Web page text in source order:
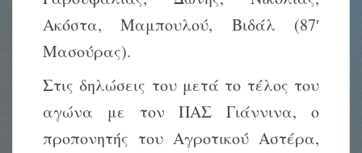
Ακόστα, Μαμπουλού, Βιδάλ (87′
Μασούρας).
Στις δηλώσεις του μετά το τέλος του
αγώνα με τον ΠΑΣ Γιάννινα, ο
προπονητής του Αγροτικού Αστέρα,